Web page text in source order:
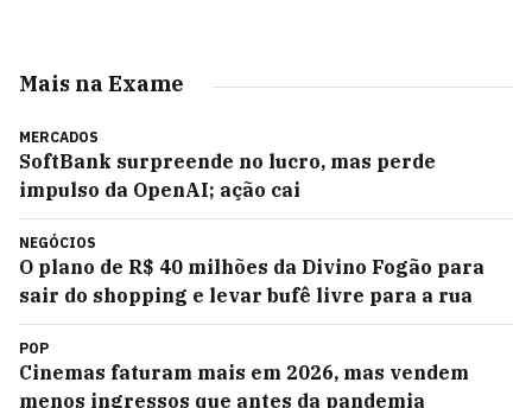
Mais na Exame
MERCADOS
SoftBank surpreende no lucro, mas perde
impulso da OpenAI; ação cai
NEGÓCIOS
O plano de R$ 40 milhões da Divino Fogão para
sair do shopping e levar bufê livre para a rua
POP
Cinemas faturam mais em 2026, mas vendem
menos ingressos que antes da pandemia